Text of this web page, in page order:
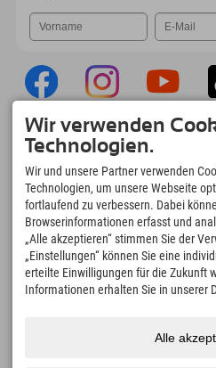
Explorer App
Upload Deiner #ExplorerMoments,
Explorer To Go mit Buchungsübersicht,
Bucketlist, Restaurantübersicht uvm.
downloaden!
Zeit für Explorer Moments
166
Bergseen und Erlebnisbäder
Wir verwenden
Technologien.
Wir und unsere Partner verwenden
Technologien, um unsere Webseite
fortlaufend zu verbessern. Dabei
Browserinformationen erfasst und
„Alle akzeptieren“ stimmen Sie der
„Einstellungen“ können Sie eine
erteilte Einwilligungen für die Zukunft
Informationen erhalten Sie in unserer
Alle